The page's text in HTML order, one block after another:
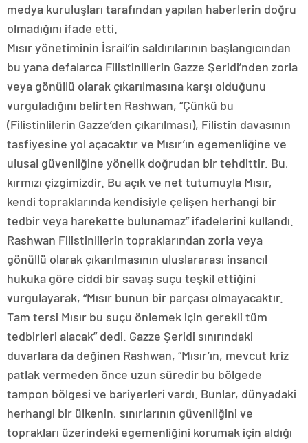
medya kuruluşları tarafından yapılan haberlerin doğru
olmadığını ifade etti.
Mısır yönetiminin İsrail’in saldırılarının başlangıcından
bu yana defalarca Filistinlilerin Gazze Şeridi’nden zorla
veya gönüllü olarak çıkarılmasına karşı olduğunu
vurguladığını belirten Rashwan, “Çünkü bu
(Filistinlilerin Gazze’den çıkarılması), Filistin davasının
tasfiyesine yol açacaktır ve Mısır’ın egemenliğine ve
ulusal güvenliğine yönelik doğrudan bir tehdittir. Bu,
kırmızı çizgimizdir. Bu açık ve net tutumuyla Mısır,
kendi topraklarında kendisiyle çelişen herhangi bir
tedbir veya harekette bulunamaz” ifadelerini kullandı.
Rashwan Filistinlilerin topraklarından zorla veya
gönüllü olarak çıkarılmasının uluslararası insancıl
hukuka göre ciddi bir savaş suçu teşkil ettiğini
vurgulayarak, “Mısır bunun bir parçası olmayacaktır.
Tam tersi Mısır bu suçu önlemek için gerekli tüm
tedbirleri alacak” dedi. Gazze Şeridi sınırındaki
duvarlara da değinen Rashwan, “Mısır’ın, mevcut kriz
patlak vermeden önce uzun süredir bu bölgede
tampon bölgesi ve bariyerleri vardı. Bunlar, dünyadaki
herhangi bir ülkenin, sınırlarının güvenliğini ve
toprakları üzerindeki egemenliğini korumak için aldığı